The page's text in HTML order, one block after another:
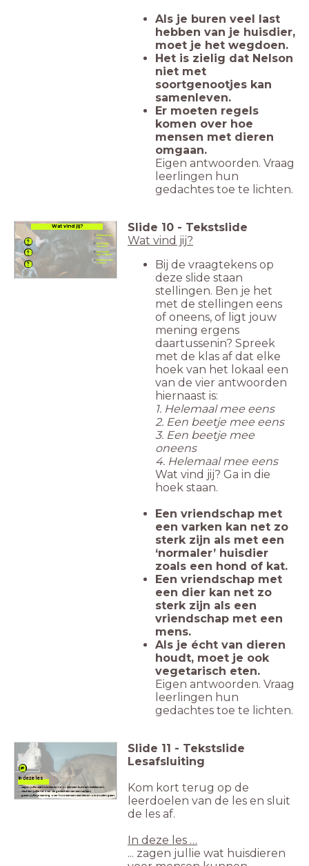
Als je buren veel last
hebben van je huisdier,
moet je het wegdoen.
Het is zielig dat Nelson
niet met
soortgenootjes kan
samenleven.
Er moeten regels
komen over hoe
mensen met dieren
omgaan.
Eigen antwoorden. Vraag
leerlingen hun
gedachtes toe te lichten.
Wat vind jij?
Helemaal mee
eens
Een beetje
mee eens
Een beetje
mee oneens
Helemaal mee
oneens
Slide 10 - Tekstslide
Wat vind jij?
Bij de vraagtekens op
deze slide staan
stellingen. Ben je het
met de stellingen eens
of oneens, of ligt jouw
mening ergens
daartussenin? Spreek
met de klas af dat elke
hoek van het lokaal een
van de vier antwoorden
hiernaast is:
1. Helemaal mee eens
2. Een beetje mee eens
3. Een beetje mee
oneens
4. Helemaal mee eens
Wat vind jij? Ga in die
hoek staan.
Een vriendschap met
een varken kan net zo
sterk zijn als met een
‘normaler’ huisdier
zoals een hond of kat.
Een vriendschap met
een dier kan net zo
sterk zijn als een
vriendschap met een
mens.
Als je écht van dieren
houdt, moet je ook
vegetarisch eten.
Eigen antwoorden. Vraag
leerlingen hun
gedachtes toe te lichten.
… zagen jullie wat huisdieren voor mensen kunnen betekenen;
… dachten jullie na over de gedachtes van een varken;
… gaven jullie je mening over hoe mensen met dieren om moeten gaan.
In deze les
...
Slide 11 - Tekstslide
Lesafsluiting
Kom kort terug op de
leerdoelen van de les en sluit
de les af.
In deze les …
... zagen jullie wat huisdieren